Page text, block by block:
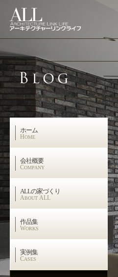
ホーム
HOME
会社概要
COMPANY
ALLの家づくり
ABOUT ALL
作品集
WORKS
実例集
CASES